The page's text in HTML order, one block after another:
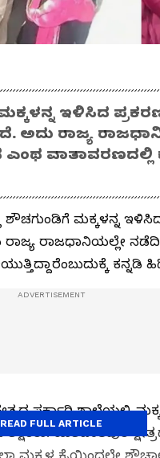
ಇಳಿಸಿದ
ರಾಜ್ಯ
ವಾತಾವರಣದಲ್ಲಿ
ಮಕ್ಕಳನ್ನ
ರಾಜಧಾನಿಯಲ್ಲೇ
ಕನ್ನಡಿ
ಸರ್ಕಾರಿ ಶಾಲೆಯಲ್ಲಿ
ಯಶವಂತಪುರ
ಮಕ್ಕಳ ಕೈಯಿಂದಲೇ
READ FULL ARTICLE